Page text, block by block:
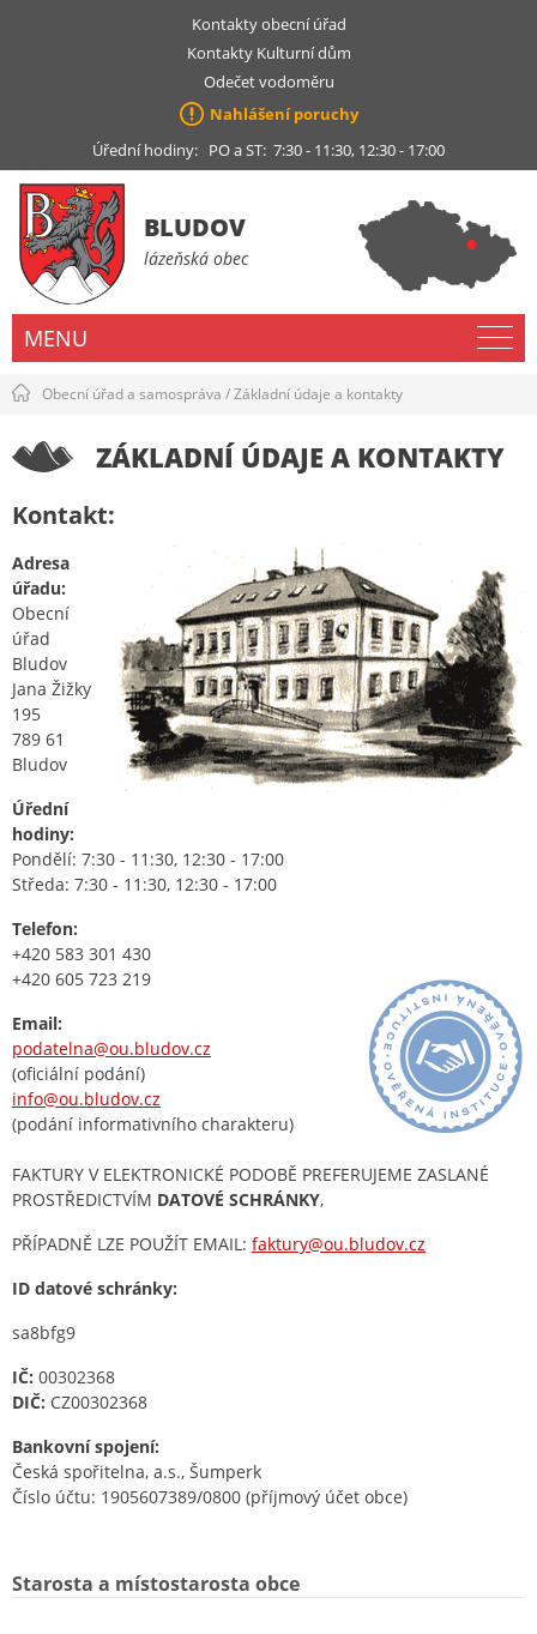
Kontakty obecní úřad
Kontakty Kulturní dům
Odečet vodoměru
Nahlášení poruchy
Úřední hodiny: PO a ST: 7:30 - 11:30, 12:30 - 17:00
BLUDOV
lázeňská obec
MENU
Obecní úřad a samospráva /Základní údaje a kontakty
ZÁKLADNÍ ÚDAJE A KONTAKTY
Kontakt:
Adresa
úřadu:
Obecní
úřad
Bludov
Jana Žižky
195
789 61
Bludov
Úřední
hodiny:
Pondělí: 7:30 - 11:30, 12:30 - 17:00
Středa: 7:30 - 11:30, 12:30 - 17:00
Telefon:
+420 583 301 430
+420 605 723 219
Email:
podatelna@ou.bludov.cz
(oficiální podání)
info@ou.bludov.cz
(podání informativního charakteru)
FAKTURY V ELEKTRONICKÉ PODOBĚ PREFERUJEME ZASLANÉ
PROSTŘEDICTVÍM DATOVÉ SCHRÁNKY,
PŘÍPADNĚ LZE POUŽÍT EMAIL: faktury@ou.bludov.cz
ID datové schránky:
sa8bfg9
IČ: 00302368
DIČ: CZ00302368
Bankovní spojení:
Česká spořitelna, a.s., Šumperk
Číslo účtu: 1905607389/0800 (příjmový účet obce)
Starosta a místostarosta obce